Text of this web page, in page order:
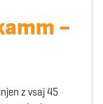
–
z vsaj 45